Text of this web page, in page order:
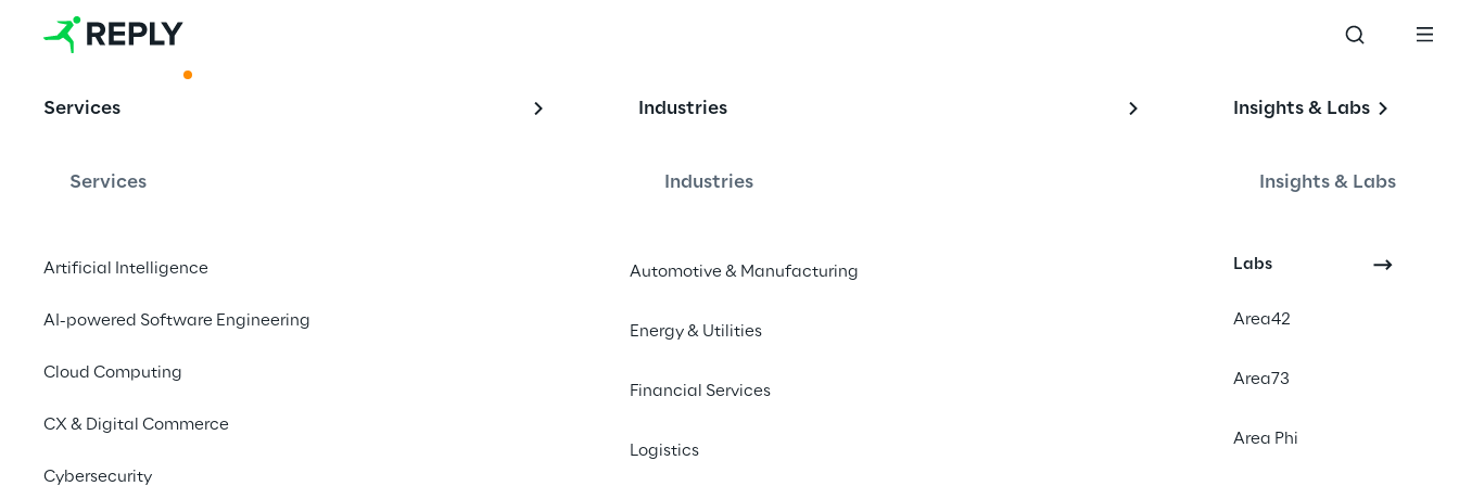
Services
Services
Artificial Intelligence
AI-powered Software Engineering
Cloud Computing
CX & Digital Commerce
Cybersecurity
Industries
Industries
Automotive & Manufacturing
Energy & Utilities
Financial Services
Logistics
Insights & Labs
Insights & Labs
Labs
Area42
Area73
Area Phi
Reply als Visionär im Gartner 2023 Magic Quadrant für
Warehouse Management Systeme positioniert.